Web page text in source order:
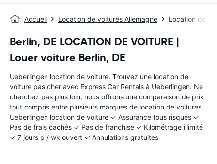
Accueil Location de voitures Allemagne Location de
Berlin, DE LOCATION DE VOITURE |
Louer voiture Berlin, DE
Ueberlingen location de voiture. Trouvez une location de
voiture pas cher avec Express Car Rentals à Ueberlingen. Ne
cherchez pas plus loin, nous offrons une comparaison de prix
tout compris entre plusieurs marques de location de voitures.
Ueberlingen location de voiture ✓ Assurance tous risques ✓
Pas de frais cachés ✓ Pas de franchise ✓ Kilométrage illimité
✓ 7 jours p / wk ouvert ✓ Annulations gratuites